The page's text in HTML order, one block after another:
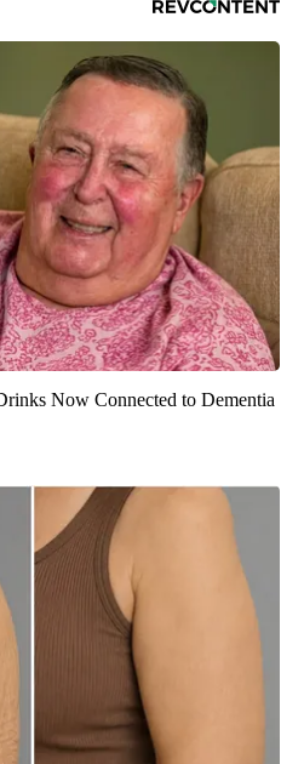
Now Connected to Dementia